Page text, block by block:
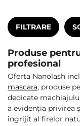
FILTRARE
Produse
profesional
Oferta Nanolash
mascara, produse
dedicate
a evidenția privirea
îngrijit al firelor